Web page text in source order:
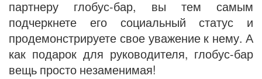
партнеру глобус-бар, вы тем самым
подчеркнете его социальный статус и
продемонстрируете свое уважение к нему. А
как подарок для руководителя, глобус-бар
вещь просто незаменимая!